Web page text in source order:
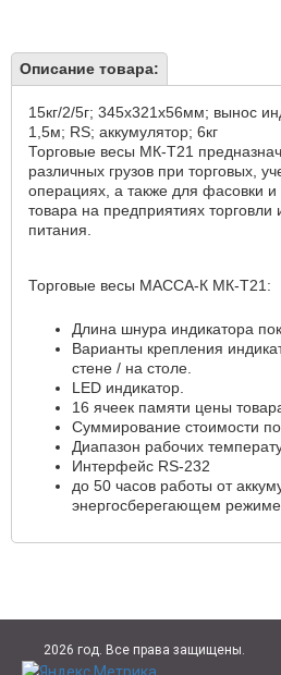
Описание товара:
15кг/2/5г; 345х321х56мм; вынос
1,5м; RS; аккумулятор; 6кг
Торговые весы МК-Т21
различных грузов при торговых,
операциях, а также для фасовки и
товара на предприятиях торговли
питания.
Торговые весы МАССА-К МК-Т21:
Длина шнура индикатора
Варианты крепления
стене / на столе.
LED индикатор.
16 ячеек памяти цены
Суммирование стоимости
Диапазон рабочих
Интерфейс RS-232
до 50 часов работы от
энергосберегающем режиме
2026 год. Все права защищены.